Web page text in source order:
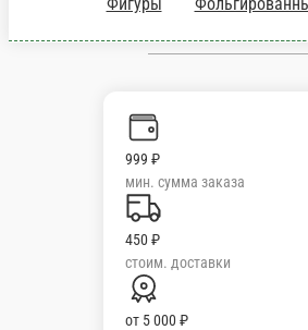
Настройки
999 ₽
мин. сумма заказа
450 ₽
стоим. доставки
от5 000 ₽